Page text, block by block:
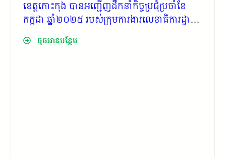
ខេត្តកោះកុង បានអញ្ជើញដឹកនាំកិច្ចប្រជុំប្រចាំខែ​
កក្កដា ឆ្នាំ២០២៥ របស់ក្រុមការងារលេខាធិការដ្ឋាន
ក្រុមប្រឹក្សាប្រឡងប្រណាំងអនុវត្តគោលនយោបាយ
ភូមិ ឃុំ សង្កាត់ មានសុវត្ថិភាពរបស់​ គណៈ​បញ្ជាការ​
ចុចអានបន្ថែម